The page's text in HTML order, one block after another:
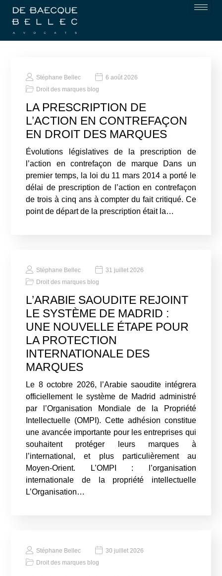
Stéphane Bellec
6 août 2026
Droit des marques blog
LA PRESCRIPTION DE
L’ACTION EN CONTREFAÇON
EN DROIT DES MARQUES
Évolutions législatives de la prescription de
l’action en contrefaçon de marque Dans un
premier temps, la loi du 11 mars 2014 a porté le
délai de prescription de l’action en contrefaçon
de trois à cinq ans à compter du fait critiqué. Ce
point de départ de la prescription était la…
Stéphane Bellec
31 juillet 2026
Droit des marques blog
L’ARABIE SAOUDITE REJOINT
LE SYSTÈME DE MADRID :
UNE NOUVELLE ÉTAPE POUR
LA PROTECTION
INTERNATIONALE DES
MARQUES
Le 8 octobre 2026, l’Arabie saoudite intégrera
officiellement le système de Madrid administré
par l’Organisation Mondiale de la Propriété
Intellectuelle (OMPI). Cette adhésion constitue
une avancée importante pour les entreprises qui
souhaitent protéger leurs marques à
l’international, et plus particulièrement au
Moyen-Orient. L’OMPI : l’organisation
internationale de la propriété intellectuelle
L’Organisation…
Stéphane Bellec
30 juillet 2026
Droit des marques blog